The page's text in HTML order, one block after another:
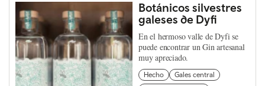
Botánicos silvestres
galeses de Dyfi
En el hermoso valle de Dyfi se
puede encontrar un Gin artesanal
muy apreciado.
Hecho
Gales central